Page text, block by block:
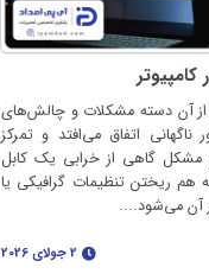
از آن دسته مشکلات و چالش‌های
اتفاق می‌افتد و تمرکز
مشکل گاهی از خرابی یک کابل
ریختن تنظیمات گرافیکی یا
آن می‌شود....